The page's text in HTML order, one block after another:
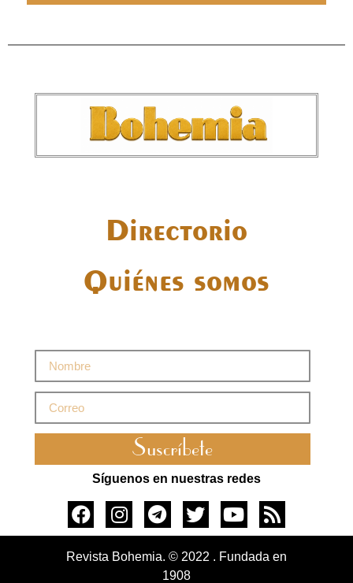
Directorio
Quiénes somos
Suscríbete
Síguenos en nuestras redes
Revista Bohemia. © 2022 . Fundada en
1908